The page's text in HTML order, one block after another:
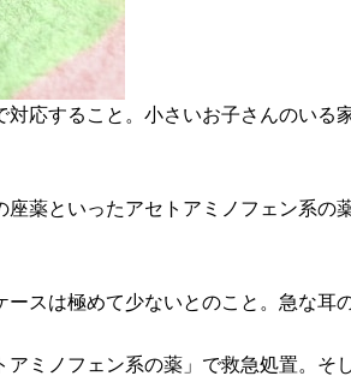
応すること。小さいお子さんのい
薬といったアセトアミノフェン系
スは極めて少ないとのこと。急な耳
ミノフェン系の薬」で救急処置。